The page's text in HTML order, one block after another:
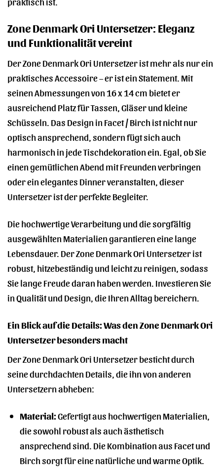
Zone Denmark Ori Untersetzer: Eleganz
und Funktionalität vereint
Der Zone Denmark Ori Untersetzer ist mehr als nur ein
praktisches Accessoire – er ist ein Statement. Mit
seinen Abmessungen von 16 x 14 cm bietet er
ausreichend Platz für Tassen, Gläser und kleine
Schüsseln. Das Design in Facet / Birch ist nicht nur
optisch ansprechend, sondern fügt sich auch
harmonisch in jede Tischdekoration ein. Egal, ob Sie
einen gemütlichen Abend mit Freunden verbringen
oder ein elegantes Dinner veranstalten, dieser
Untersetzer ist der perfekte Begleiter.
Die hochwertige Verarbeitung und die sorgfältig
ausgewählten Materialien garantieren eine lange
Lebensdauer. Der Zone Denmark Ori Untersetzer ist
robust, hitzebeständig und leicht zu reinigen, sodass
Sie lange Freude daran haben werden. Investieren Sie
in Qualität und Design, die Ihren Alltag bereichern.
Ein Blick auf die Details: Was den Zone Denmark Ori
Untersetzer besonders macht
Der Zone Denmark Ori Untersetzer besticht durch
seine durchdachten Details, die ihn von anderen
Untersetzern abheben:
Material:Gefertigt aus hochwertigen Materialien,
die sowohl robust als auch ästhetisch
ansprechend sind. Die Kombination aus Facet und
Birch sorgt für eine natürliche und warme Optik.